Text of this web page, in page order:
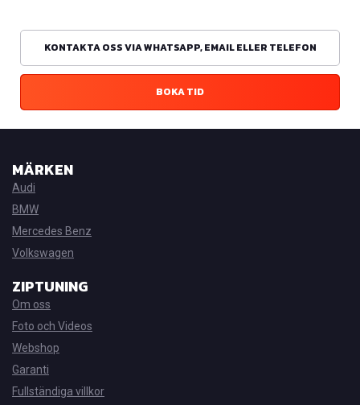
KONTAKTA OSS VIA WHATSAPP, EMAIL ELLER TELEFON
BOKA TID
MÄRKEN
Audi
BMW
Mercedes Benz
Volkswagen
ZIPTUNING
Om oss
Foto och Videos
Webshop
Garanti
Fullständiga villkor